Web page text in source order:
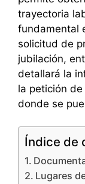
trayectoria
fundamental
solicitud de
jubilación,
detallará la
la petición
donde se
Índice de
Lugares